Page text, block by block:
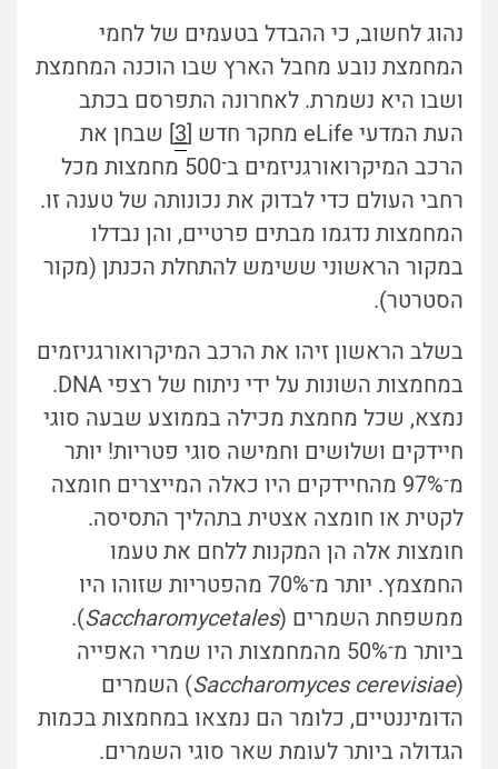
נהוג לחשוב, כי ההבדל בטעמים של לחמי
המחמצת נובע מחבל הארץ שבו הוכנה המחמצת
ושבו היא נשמרת. לאחרונה התפרסם בכתב
העת המדעי eLife מחקר חדש [
3] שבחן את
הרכב המיקרואורגניזמים ב־500 מחמצות מכל
רחבי העולם כדילבדוק את נכונותה של טענה זו.
המחמצות נדגמו מבתים פרטיים, והן נבדלו
במקור הראשוני ששימש להתחלת הכנתן (מקור
הסטרטר).
בשלב הראשון זיהו את הרכב המיקרואורגניזמים
במחמצות השונות על ידי ניתוח של רצפי DNA.
נמצא, שכל מחמצת מכילה בממוצע שבעה סוגי
חיידקים ושלושים וחמישה סוגי פטריות! יותר
מ־97% מהחיידקים היו כאלה המייצרים חומצה
לקטית או חומצה אצטית בתהליך התסיסה.
חומצות אלה הן המקנות ללחם את טעמו
החמצמץ. יותר מ־70% מהפטריות שזוהו היו
ממשפחת השמרים (Saccharomycetales
).
ביותר מ־50% מהמחמצות היו שמרי האפייה
(
Saccharomyces cerevisiae) השמרים
הדומיננטיים, כלומר הם נמצאו במחמצות בכמות
הגדולה ביותר לעומת שאר סוגי השמרים.